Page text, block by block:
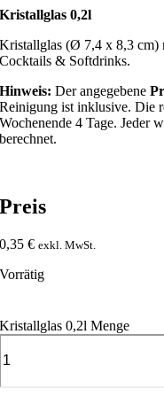
Kristallglas 0,2l
Kristallglas (Ø 7,4 x 8,3 cm)
Cocktails & Softdrinks.
Hinweis: Der angegebene
Reinigung ist inklusive. Die
Wochenende 4 Tage. Jeder
berechnet.
Preis
0,35€ exkl. MwSt.
Vorrätig
Kristallglas 0,2l Menge